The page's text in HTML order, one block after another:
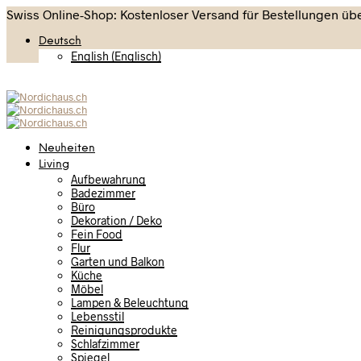
Swiss Online-Shop: Kostenloser Versand für Bestellungen
Deutsch
English (Englisch)
Neuheiten
Living
Aufbewahrung
Badezimmer
Büro
Dekoration / Deko
Fein Food
Flur
Garten und Balkon
Küche
Möbel
Lampen & Beleuchtung
Lebensstil
Reinigungsprodukte
Schlafzimmer
Spiegel